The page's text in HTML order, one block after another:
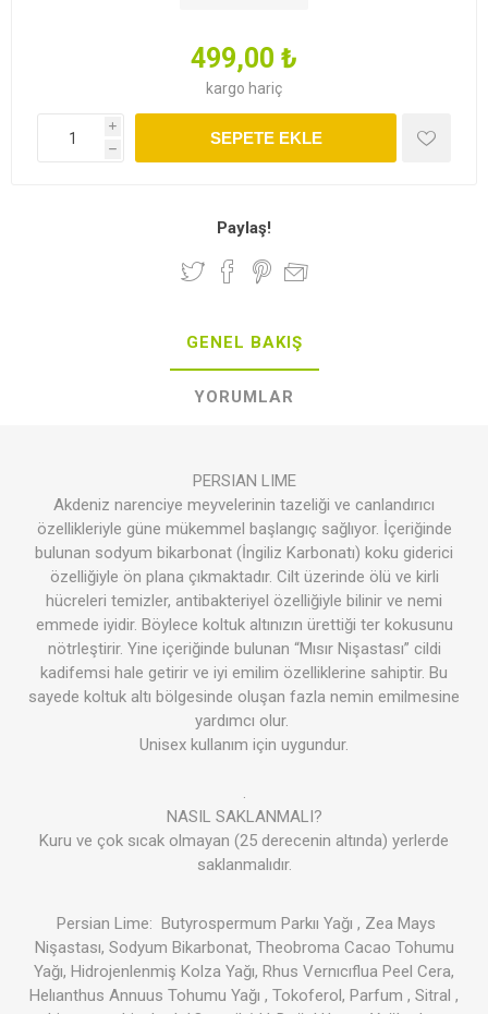
499,00 ₺
kargo hariç
i
h
SEPETE EKLE
Paylaş!
GENEL BAKIŞ
YORUMLAR
PERSIAN LIME
Akdeniz narenciye meyvelerinin tazeliği ve canlandırıcı
özellikleriyle güne mükemmel başlangıç sağlıyor. İçeriğinde
bulunan sodyum bikarbonat (İngiliz Karbonatı) koku giderici
özelliğiyle ön plana çıkmaktadır. Cilt üzerinde ölü ve kirli
hücreleri temizler, antibakteriyel özelliğiyle bilinir ve nemi
emmede iyidir. Böylece koltuk altınızın ürettiği ter kokusunu
nötrleştirir. Yine içeriğinde bulunan “Mısır Nişastası” cildi
kadifemsi hale getirir ve iyi emilim özelliklerine sahiptir. Bu
sayede koltuk altı bölgesinde oluşan fazla nemin emilmesine
yardımcı olur.
Unisex kullanım için uygundur.
.
NASIL SAKLANMALI?
Kuru ve çok sıcak olmayan (25 derecenin altında) yerlerde
saklanmalıdır.
Persian Lime: Butyrospermum Parkıı Yağı , Zea Mays
Nişastası, Sodyum Bikarbonat, Theobroma Cacao Tohumu
Yağı, Hidrojenlenmiş Kolza Yağı, Rhus Vernıcıflua Peel Cera,
Helıanthus Annuus Tohumu Yağı , Tokoferol, Parfum , Sitral ,